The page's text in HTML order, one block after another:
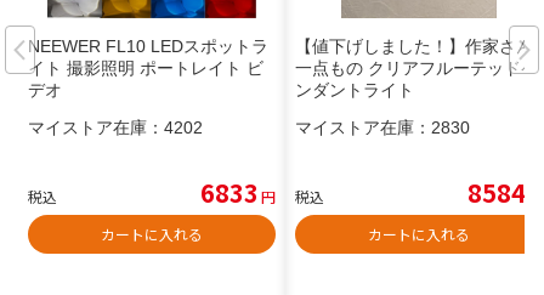
NEEWER FL10 LEDスポットラ
イト 撮影照明 ポートレイト ビ
デオ
マイストア在庫： 4202
税込 6833 円
カートに入れる
【値下げしました！】作家さん
一点もの クリアフルーテッドペ
ンダントライト
マイストア在庫： 2830
税込 8584
カートに入れる